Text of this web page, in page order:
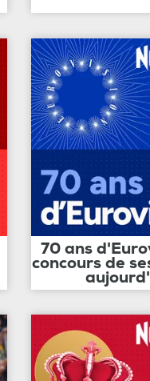
70 ans
concours de